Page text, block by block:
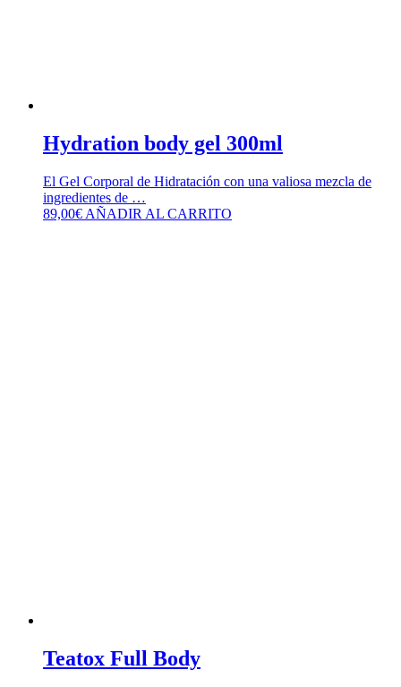
Hydration body gel 300ml
El Gel Corporal de Hidratación con una valiosa mezcla de
ingredientes de …
89,00€ AÑADIR AL CARRITO
Teatox Full Body